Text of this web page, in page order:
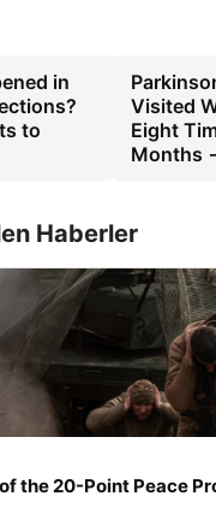
in
to
Visited
Eight
Months
Haberler
the 20-Point Peace